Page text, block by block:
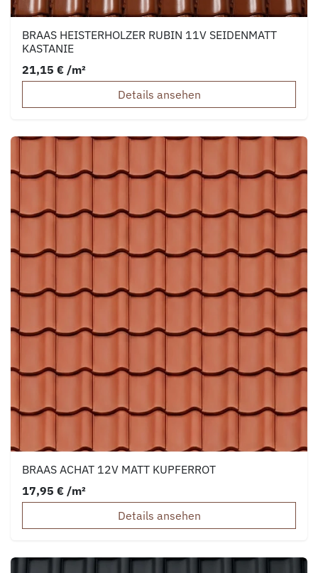
BRAAS HEISTERHOLZER RUBIN 11V SEIDENMATT
KASTANIE
21,15 € /m²
Details ansehen
BRAAS ACHAT 12V MATT KUPFERROT
17,95 € /m²
Details ansehen